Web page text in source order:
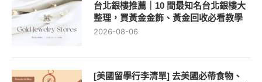
台北銀樓推薦｜10 間最知名台北銀樓大
整理，買黃金金飾、黃金回收必看教學
2026-08-06
[美國留學行李清單] 去美國必帶食物、